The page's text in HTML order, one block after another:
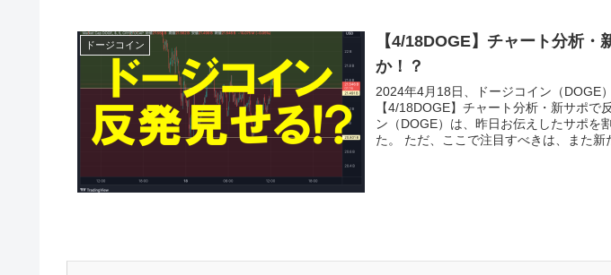
ドージコイン
【4/18DOGE】チャート分析・
か！？
2024年4月18日、ドージコイン（DOGE
【4/18DOGE】チャート分析・新サポで
ン（DOGE）は、昨日お伝えしたサポを
た。 ただ、ここで注目すべきは、また新